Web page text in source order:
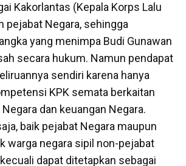
Kakorlantas (Kepala Korps Lalu
pejabat Negara, sehingga
yang menimpa Budi Gunawan
secara hukum. Namun pendapat
sendiri karena hanya
KPK semata berkaitan
dan keuangan Negara.
baik pejabat Negara maupun
warga negara sipil non-pejabat
dapat ditetapkan sebagai